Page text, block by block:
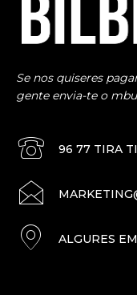
Se nos quiseres
gente envia-te o
96 77 TIRA
ALGURES